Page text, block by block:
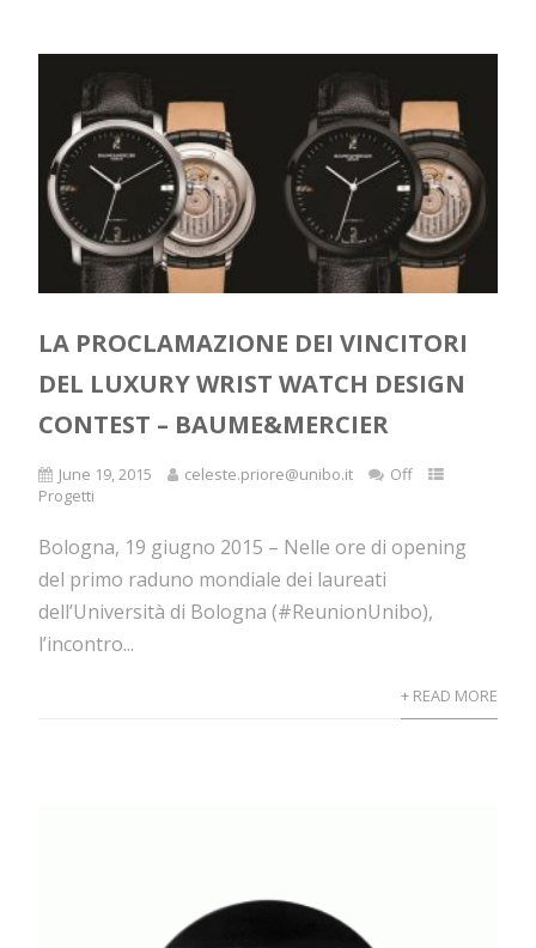
LA PROCLAMAZIONE DEI VINCITORI
DEL LUXURY WRIST WATCH DESIGN
CONTEST – BAUME&MERCIER
June 19, 2015 celeste.priore@unibo.it
Off
Progetti
Bologna, 19 giugno 2015 – Nelle ore di opening
del primo raduno mondiale dei laureati
dell’Università di Bologna (#ReunionUnibo),
l’incontro...
+ READ MORE